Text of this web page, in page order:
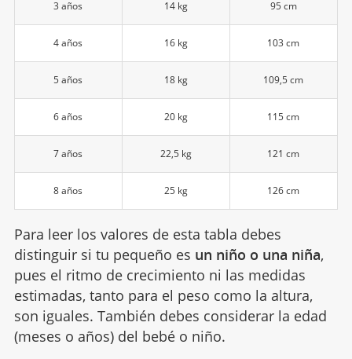
3 años 14 kg 95 cm
4 años 16 kg 103 cm
5 años 18 kg 109,5 cm
6 años 20 kg 115 cm
7 años 22,5 kg 121 cm
8 años 25 kg 126 cm
Para leer los valores de esta tabla debes
distinguir si tu pequeño es un niño o una niña,
pues el ritmo de crecimiento ni las medidas
estimadas, tanto para el peso como la altura,
son iguales. También debes considerar la edad
(meses o años) del bebé o niño.